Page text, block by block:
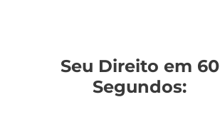
Seu Direito em 60
Segundos: